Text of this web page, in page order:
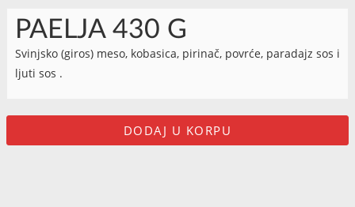
PAELJA 430 G
Svinjsko (giros) meso, kobasica, pirinač, povrće, paradajz sos i
ljuti sos .
DODAJ U KORPU